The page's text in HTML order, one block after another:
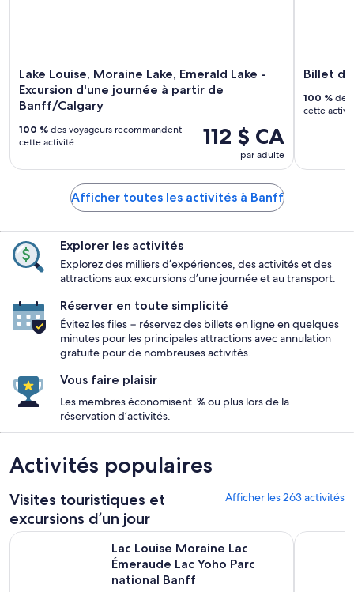
Lake Louise, Moraine Lake, Emerald Lake -
Excursion d'une journée à partir de
Banff/Calgary
112 $ CA
par adulte
100 % des voyageurs recommandent
cette activité
Billet
100 % des
cette
Afficher toutes les activités à Banff
Explorer les activités
Explorez des milliers d’expériences, des activités et des
attractions aux excursions d’une journée et au transport.
Réserver en toute simplicité
Évitez les files − réservez des billets en ligne en quelques
minutes pour les principales attractions avec annulation
gratuite pour de nombreuses activités.
Vous faire plaisir
Les membres économisent % ou plus lors de la
réservation d’activités.
Activités populaires
Visites touristiques et
excursions d’un jour
Afficher les 263 activités
Lac Louise Moraine Lac
Émeraude Lac Yoho Parc
national Banff
Lac Louise Moraine Lac Émeraude Lac Yoho Parc national